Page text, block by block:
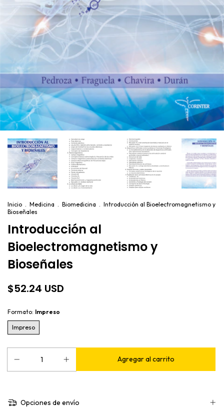
Inicio . Medicina . Biomedicina . Introducción al Bioelectromagnetismo y
Bioseñales
Introducción al
Bioelectromagnetismo y
Bioseñales
$52.24 USD
Formato: Impreso
Impreso
Opciones de envío